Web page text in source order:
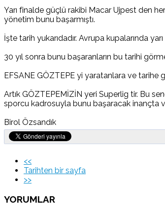
Yarı finalde güçlü rakibi Macar Ujpest den
yönetim bunu başarmıştı.
İşte tarih yukarıdadır. Avrupa kupalarında
30 yıl sonra bunu başaranların bu tarihi
EFSANE GÖZTEPE yi yaratanlara ve tarihe
Artık GÖZTEPEMİZİN yeri Superlig tir. Bu
sporcu kadrosuyla bunu başaracak inançta
Birol Özsandık
<<
Tarihten bir sayfa
>>
YORUMLAR